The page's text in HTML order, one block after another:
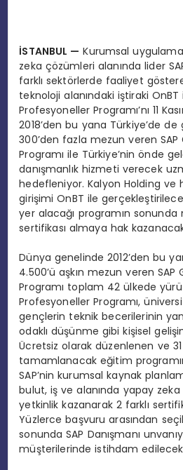
İSTANBUL — Kurumsal
zeka çözümleri alanında lider
farklı sektörlerde faaliyet
teknoloji alanındaki iştiraki OnBT
Profesyoneller Programı’nı 11
2018’den bu yana Türkiye’de
300’den fazla mezun veren
Programı ile Türkiye’nin önde
danışmanlık hizmeti verecek
hedefleniyor. Kalyon Holding ve
girişimi OnBT ile
yer alacağı programın sonunda
sertifikası almaya hak
Dünya genelinde 2012’den bu
4.500’ü aşkın mezun veren
Programı toplam 42 ülkede
Profesyoneller Programı,
gençlerin teknik becerilerinin
odaklı düşünme gibi kişisel
Ücretsiz olarak düzenlenen ve 31
tamamlanacak eğitim
SAP’nin kurumsal kaynak
bulut, iş ve alanında yapay
yetkinlik kazanarak 2 farklı
Yüzlerce başvuru arasından
sonunda SAP Danışmanı
müşterilerinde istihdam